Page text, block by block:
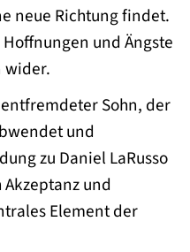
neue Richtung findet.
und Ängste
wider.
Sohn, der
und
zu Daniel LaRusso
und
Element der